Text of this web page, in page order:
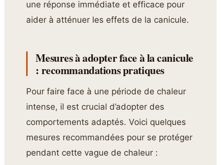
une réponse immédiate et efficace pour
aider à atténuer les effets de la canicule.
Mesures à adopter face à la canicule
: recommandations pratiques
Pour faire face à une période de chaleur
intense, il est crucial d’adopter des
comportements adaptés. Voici quelques
mesures recommandées pour se protéger
pendant cette vague de chaleur :